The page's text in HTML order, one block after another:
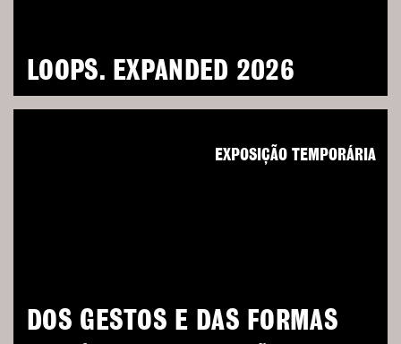
LOOPS. EXPANDED 2026
DOS GESTOS E DAS FORMAS
EXPOSIÇÃO TEMPORÁRIA